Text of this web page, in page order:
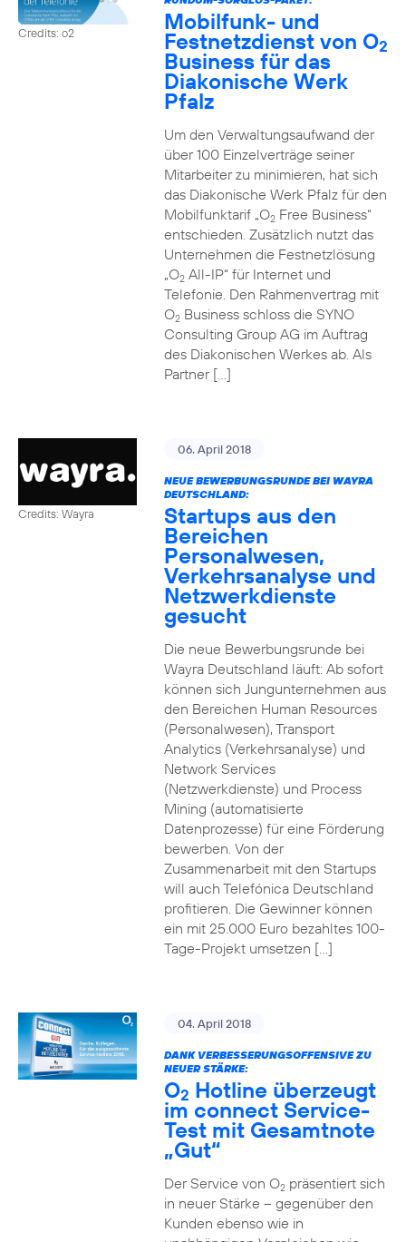
Credits: o2 Mobilfunk- und
Festnetzdienst von O2
Business für das
Diakonische Werk
Pfalz
Um den Verwaltungsaufwand der
über 100 Einzelverträge seiner
Mitarbeiter zu minimieren, hat sich
das Diakonische Werk Pfalz für den
Mobilfunktarif „O2Free Business“
entschieden. Zusätzlich nutzt das
Unternehmen die Festnetzlösung
„O2All-IP“ für Internet und
Telefonie. Den Rahmenvertrag mit
O2Business schloss die SYNO
Consulting Group AG im Auftrag
des Diakonischen Werkes ab. Als
Partner […]
Credits: Wayra
06. April 2018
NEUE BEWERBUNGSRUNDE BEI WAYRA
DEUTSCHLAND:
Startups aus den
Bereichen
Personalwesen,
Verkehrsanalyse und
Netzwerkdienste
gesucht
Die neue Bewerbungsrunde bei
Wayra Deutschland läuft: Ab sofort
können sich Jungunternehmen aus
den Bereichen Human Resources
(Personalwesen), Transport
Analytics (Verkehrsanalyse) und
Network Services
(Netzwerkdienste) und Process
Mining (automatisierte
Datenprozesse) für eine Förderung
bewerben. Von der
Zusammenarbeit mit den Startups
will auch Telefónica Deutschland
profitieren. Die Gewinner können
ein mit 25.000 Euro bezahltes 100-
Tage-Projekt umsetzen […]
04. April 2018
DANK VERBESSERUNGSOFFENSIVE ZU
NEUER STÄRKE:
O2 Hotline überzeugt
im connect Service-
Test mit Gesamtnote
„Gut“
Der Service von O2präsentiert sich
in neuer Stärke – gegenüber den
Kunden ebenso wie in